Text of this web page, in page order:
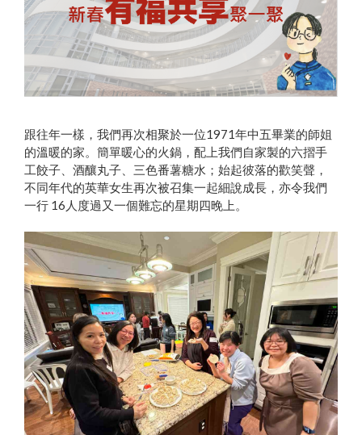
跟往年一樣，我們再次相聚於一位1971年中五畢業的師姐
的溫暖的家。簡單暖心的火鍋，配上我們自家製的六摺手
工餃子、酒釀丸子、三色番薯糖水；始起彼落的歡笑聲，
不同年代的英華女生再次被召集一起細說成長，亦令我們
一行 16人度過又一個難忘的星期四晚上。